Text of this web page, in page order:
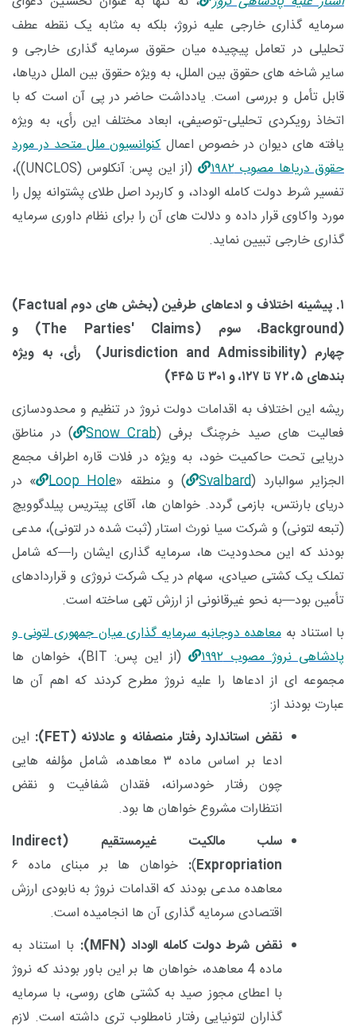
سرمایه گذاری خارجی علیه نروژ، بلکه به مثابه یک نقطه عطف
تحلیلی در تعامل پیچیده میان حقوق سرمایه گذاری خارجی و
سایر شاخه های حقوق بین الملل، به ویژه حقوق بین الملل دریاها،
قابل تأمل و بررسی است. یادداشت حاضر در پی آن است که با
اتخاذ رویکردی تحلیلی-توصیفی، ابعاد مختلف این رأی، به ویژه
یافته های دیوان در خصوص اعمالکنوانسیون ملل متحد در مورد
حقوق دریاها مصوب۱۹۸۲ (از این پس: آنکلوس (UNCLOS))،
تفسیر شرط دولت کامله الوداد، و کاربرد اصل طلای پشتوانه پول را
مورد واکاوی قرار داده و دلالت های آن را برای نظام داوری سرمایه
گذاری خارجی تبیین نماید.
۱. پیشینه اختلاف و ادعاهای طرفین (بخش های دوم (Factual
Background)، سوم (The Parties' Claims) و
چهارم (Jurisdiction and Admissibility)
رأی، به ویژه
بندهای ۵،۷۲ تا۱۲۷، و۳۰۱تا۴۴۵)
ریشه این اختلاف به اقدامات دولت نروژ در تنظیم و محدودسازی
فعالیت های صید خرچنگ برفی (
Snow Crab
)در مناطق
دریایی تحت حاکمیت خود، به ویژه در فلات قاره اطراف مجمع
الجزایر سوالبارد (
Svalbard
) و منطقه «Loop Hole
» در
دریای بارنتس، بازمی گردد. خواهان ها، آقای پیتریس پیلدگوویچ
(تبعه لتونی) و شرکت سیا نورث استار (ثبت شده در لتونی)، مدعی
بودند که این محدودیت ها، سرمایه گذاری ایشان را—که شامل
تملک یک کشتی صیادی، سهام در یک شرکت نروژی و قراردادهای
تأمین بود—به نحو غیرقانونی از ارزش تهی ساخته است.
با استناد بهمعاهده دوجانبه سرمایه گذاری میان جمهوری لتونی و
پادشاهی نروژ مصوب ۱۹۹۲
(از این پس: BIT)،خواهان ها
مجموعه ای از ادعاها را علیه نروژ مطرح کردند که اهم آن ها
عبارت بودند از:
نقض استاندارد رفتار منصفانه و عادلانه (FET
): این
ادعا بر اساس ماده ۳ معاهده، شامل مؤلفه هایی
چون رفتار خودسرانه، فقدان شفافیت و نقض
انتظارات مشروع خواهان ها بود.
سلب مالکیت غیرمستقیم (Indirect
Expropriation
)
: خواهان ها بر مبنای ماده ۶
معاهده مدعی بودند که اقدامات نروژ به نابودی ارزش
اقتصادی سرمایه گذاری آن ها انجامیده است.
نقض شرط دولت کامله الوداد (MFN
): با استناد به
ماده 4 معاهده، خواهان ها بر این باور بودند که نروژ
با اعطای مجوز صید به کشتی های روسی، با سرمایه
گذاران لتونیایی رفتار نامطلوب تری داشته است. لازم